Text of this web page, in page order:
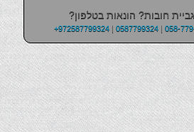
חובות? הונאות בטלפון?
+972587799324| 0587799324| 058-